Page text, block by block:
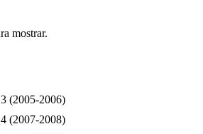
mostrar.
(2005-2006)
(2007-2008)